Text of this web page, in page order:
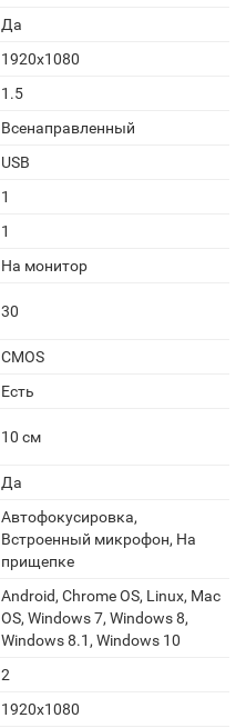
Да
1920x1080
1.5
Всенаправленный
USB
1
1
На монитор
30
CMOS
Есть
10 см
Да
Автофокусировка,
Встроенный микрофон, На
прищепке
Android, Chrome OS, Linux, Mac
OS, Windows 7, Windows 8,
Windows 8.1, Windows 10
2
1920x1080